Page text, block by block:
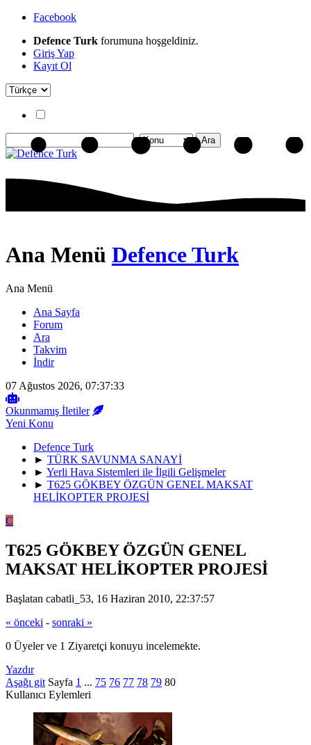
Facebook
Defence Turk forumuna hoşgeldiniz.
Giriş Yap
Kayıt Ol
Ana Menü Defence Turk
Ana Menü
Ana Sayfa
Forum
Ara
Takvim
İndir
07 Ağustos 2026, 07:37:33
Okunmamış İletiler
Yeni Konu
Defence Turk
► TÜRK SAVUNMA SANAYİ
► Yerli Hava Sistemleri ile İlgili Gelişmeler
► T625 GÖKBEY ÖZGÜN GENEL MAKSAT
HELİKOPTER PROJESİ
C
T625 GÖKBEY ÖZGÜN GENEL
MAKSAT HELİKOPTER PROJESİ
Başlatan cabatli_53, 16 Haziran 2010, 22:37:57
« önceki - sonraki »
0 Üyeler ve 1 Ziyaretçi konuyu incelemekte.
Yazdır
Aşağı git Sayfa 1 ... 75 76 77 78 79 80
Kullanıcı Eylemleri